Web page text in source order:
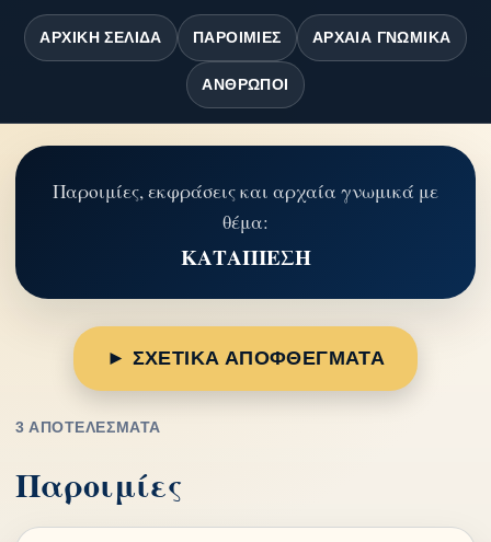
ΑΡΧΙΚΉ ΣΕΛΊΔΑ ΠΑΡΟΙΜΊΕΣ ΑΡΧΑΊΑ ΓΝΩΜΙΚΆ
ΆΝΘΡΩΠΟΙ
Παροιμίες, εκφράσεις και αρχαία γνωμικά με
θέμα:
ΚΑΤΑΠΙΕΣΗ
► ΣΧΕΤΙΚΑ ΑΠΟΦΘΕΓΜΑΤΑ
3 ΑΠΟΤΕΛΈΣΜΑΤΑ
Παροιμίες